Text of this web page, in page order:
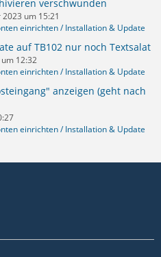
verschwunden
2023 um 15:21
einrichten / Installation & Update
auf TB102 nur noch Textsalat
um 12:32
einrichten / Installation & Update
anzeigen (geht nach
einrichten / Installation & Update